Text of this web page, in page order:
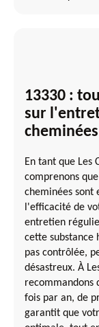
13330 :
sur
cheminées
En tant que Les
comprenons
cheminées sont
l'efficacité de
entretien
cette substance
pas contrôlée,
désastreux. À
recommandons
fois par an, de
garantit que